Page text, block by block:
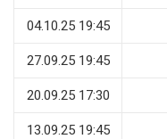
04.10.25 19:45
27.09.25 19:45
20.09.25 17:30
13.09.25 19:45